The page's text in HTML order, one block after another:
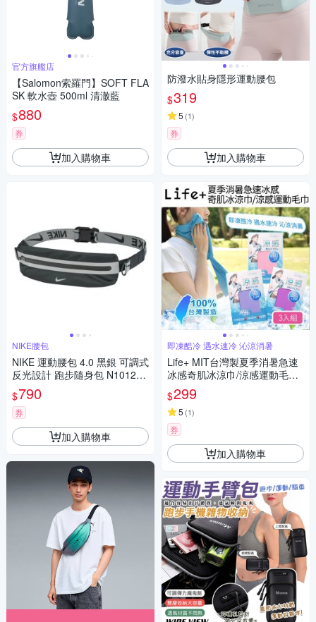
官方旗艦店
【Salomon索羅門】SOFT FLA
SK 軟水壺 500ml 清澈藍
$880
券
加入購物車
NIKE腰包
NIKE 運動腰包 4.0 黑銀 可調式
反光設計 跑步隨身包 N101241
7 25SS
$790
券
加入購物車
防潑水貼身隱形運動腰包
$319
5 (1)
券
加入購物車
即凍酷冷 遇水速冷 沁涼消暑
Life+ MIT台灣製夏季消暑急速
冰感奇肌冰涼巾/涼感運動毛巾/
涼感圍脖巾_3入/組(2款任選)
$299
5 (1)
券
加入購物車